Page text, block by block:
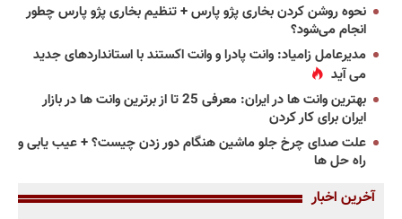
نحوه روشن کردن بخاری پژو پارس + تنظیم بخاری پژو پارس چطور
انجام می‌شود؟
مدیرعامل زامیاد: وانت پادرا و وانت اکستند با استانداردهای جدید
می آید
بهترین وانت ها در ایران: معرفی 25 تا از برترین وانت ها در بازار
ایران برای کار کردن
علت صدای چرخ جلو ماشین هنگام دور زدن چیست؟ + عیب یابی و
راه حل ها
آخرین اخبار